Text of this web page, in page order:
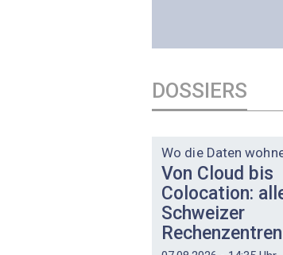
DOSSIERS
Wo die Daten
Von Cloud bis
Colocation:
Schweizer
Rechenzentren